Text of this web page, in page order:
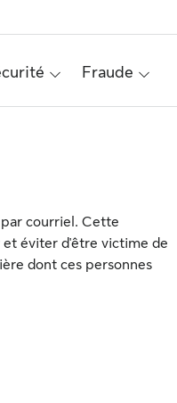
Fraude
courriel. Cette
éviter d'être victime de
dont ces personnes